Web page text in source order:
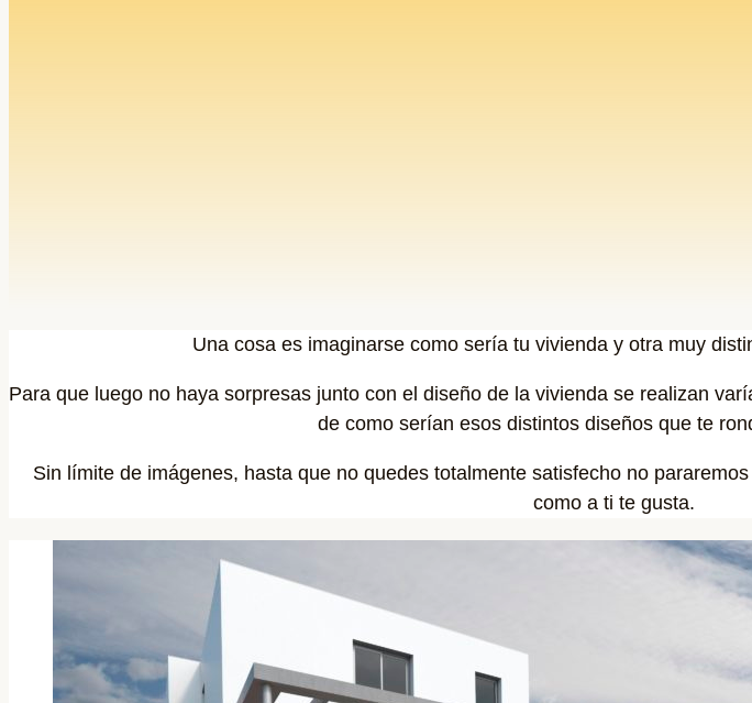
Una cosa es imaginarse como sería tu vivienda y otra muy
Para que luego no haya sorpresas junto con el diseño de la vivienda se realizan
de como serían esos distintos diseños que te
Sin límite de imágenes, hasta que no quedes totalmente satisfecho no
como a ti te gusta.